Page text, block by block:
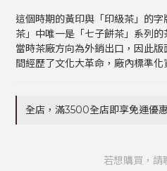
這個時期的黃印與「印級茶」的
茶」中唯一是「七子餅茶」系列的
當時茶廠方向為外銷出口，因此
間經歷了文化大革命，廠內標準化
全店，滿3500全店即享免運優惠
若想購買，請